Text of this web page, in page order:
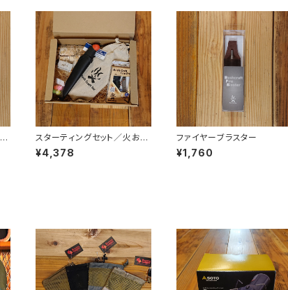
スターティングセット／火おこ
しセット・ルーキーナイフあり
¥4,378
ファイヤーブラスター
¥1,760